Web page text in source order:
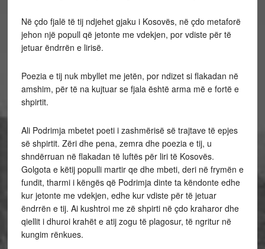
Në çdo fjalë të tij ndjehet gjaku i Kosovës, në çdo metaforë
jehon një popull që jetonte me vdekjen, por vdiste për të
jetuar ëndrrën e lirisë.
Poezia e tij nuk mbyllet me jetën, por ndizet si flakadan në
amshim, për të na kujtuar se fjala është arma më e fortë e
shpirtit.
Ali Podrimja mbetet poeti i zashmërisë së trajtave të epjes
së shpirtit. Zëri dhe pena, zemra dhe poezia e tij, u
shndërruan në flakadan të luftës për liri të Kosovës.
Golgota e këtij populli martir qe dhe mbeti, deri në frymën e
fundit, tharmi i këngës që Podrimja dinte ta këndonte edhe
kur jetonte me vdekjen, edhe kur vdiste për të jetuar
ëndrrën e tij. Ai kushtroi me zë shpirti në çdo kraharor dhe
qiellit i dhuroi krahët e atij zogu të plagosur, të ngritur në
kungim rënkues.